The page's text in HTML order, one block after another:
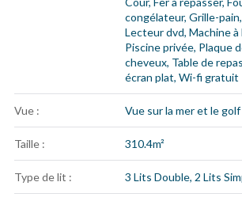
congélateur, Grille-pain,
Lecteur dvd, Machine à
Piscine privée, Plaque
cheveux, Table de
écran plat, Wi-fi gratuit
Vue : Vue sur la mer et le golf
Taille : 310.4m²
Type de lit : 3 Lits Double, 2 Lits